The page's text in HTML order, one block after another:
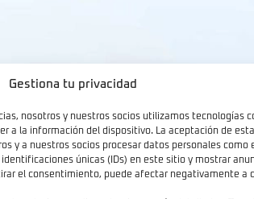
Gestiona tu privacidad
nosotros y nuestros socios utilizamos tecnologías
a la información del dispositivo. La aceptación de
y a nuestros socios procesar datos personales como
únicas (IDs) en este sitio y mostrar
el consentimiento, puede afectar negativamente a